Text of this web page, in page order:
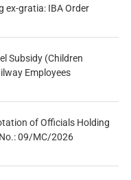
ex-gratia: IBA Order
Subsidy (Children
Employees
of Officials Holding
09/MC/2026